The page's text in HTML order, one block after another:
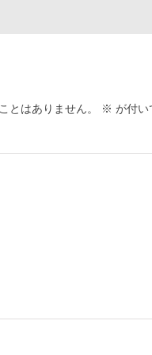
とはありません。 ※ が付い